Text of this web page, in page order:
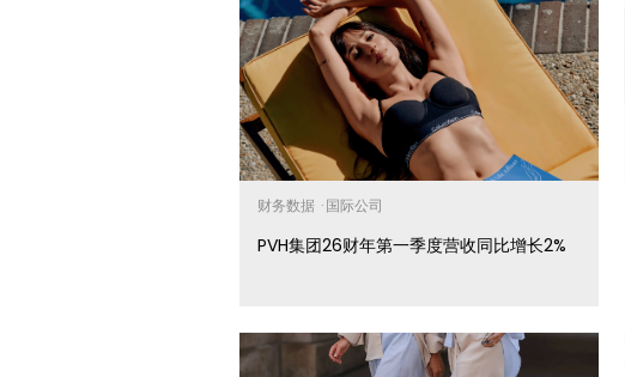
财务数据 ·国际公司
PVH集团26财年第一季度营收同比增长2%